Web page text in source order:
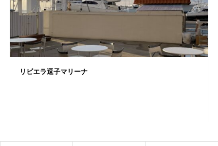
リビエラ逗子マリーナ